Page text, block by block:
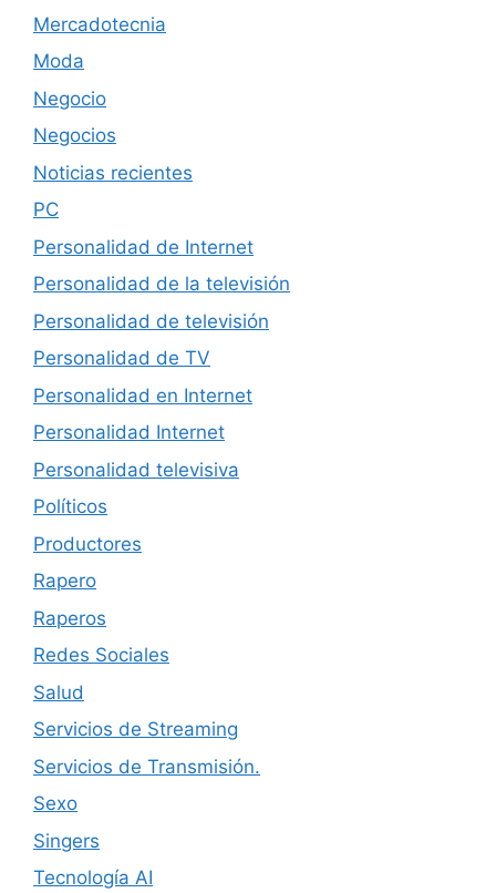
Mercadotecnia
Moda
Negocio
Negocios
Noticias recientes
PC
Personalidad de Internet
Personalidad de la televisión
Personalidad de televisión
Personalidad de TV
Personalidad en Internet
Personalidad Internet
Personalidad televisiva
Políticos
Productores
Rapero
Raperos
Redes Sociales
Salud
Servicios de Streaming
Servicios de Transmisión.
Sexo
Singers
Tecnología AI